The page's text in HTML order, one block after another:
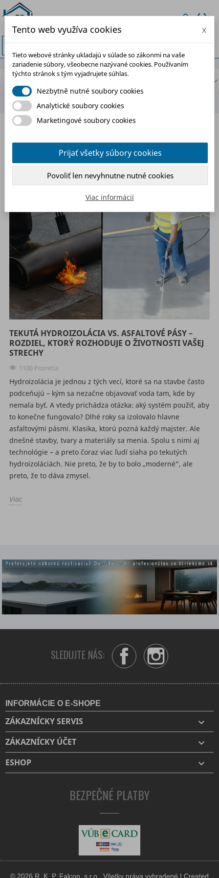
 
BLOG NAVIGATION
ŠTÍTEK:"ASFALTOVÉ PÁSY"
TEKUTÁ HYDROIZOLÁCIA VS. ASFALTOVÉ PÁSY –
ROZDIEL, KTORÝ ROZHODUJE O ŽIVOTNOSTI VAŠEJ
STRECHY
1100 Pozretia
Hydroizolácia je jednou z tých vecí, ktoré sa na stavbe často
podceňujú – kým sa nezačne objavovať voda tam, kde by
nemala byť. A vtedy prichádza otázka: aký systém použiť, aby
to konečne fungovalo? Dlhé roky sa izolovalo hlavne
asfaltovými pásmi. Klasika, ktorú pozná každý majster. Ale
dnešné stavby, tvary a materiály sa menia. Spolu s nimi aj
technológie – a preto čoraz viac ľudí siaha po tekutých
hydroizoláciách. Nie preto, že by to bolo „moderné“, ale
preto, že to dáva zmysel.
Viac
SLEDUJTE NÁS: FacebookInstagram
INFORMÁCIE O E-SHOPE
ZÁKAZNÍCKY SERVIS 
ZÁKAZNÍCKY ÚČET 
ESHOP 
BEZPEČNÉ PLATBY
© 2026 R. K. P. Falcon, s.r.o., Všetky práva vyhradené | Created
Tento web využíva cookies x
Tieto webové stránky ukladajú v súlade so zákonmi na vaše
zariadenie súbory, všeobecne nazývané cookies. Používaním
týchto stránok s tým vyjadrujete súhlas.
Nezbytně nutné soubory cookies
Analytické soubory cookies
Marketingové soubory cookies
Prijať všetky súbory cookies
Povoliť len nevyhnutne nutné cookies
Viac informácií